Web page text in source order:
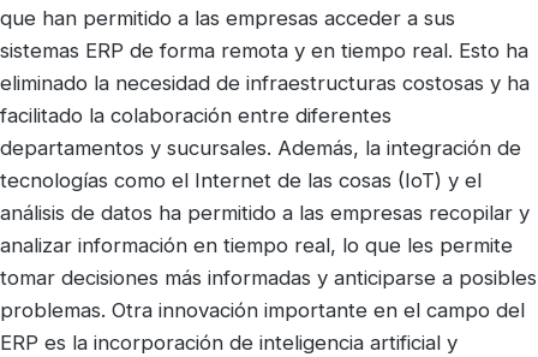
que han permitido a las empresas acceder a sus
sistemas ERP de forma remota y en tiempo real. Esto ha
eliminado la necesidad de infraestructuras costosas y ha
facilitado la colaboración entre diferentes
departamentos y sucursales. Además, la integración de
tecnologías como el Internet de las cosas (IoT) y el
análisis de datos ha permitido a las empresas recopilar y
analizar información en tiempo real, lo que les permite
tomar decisiones más informadas y anticiparse a posibles
problemas. Otra innovación importante en el campo del
ERP es la incorporación de inteligencia artificial y